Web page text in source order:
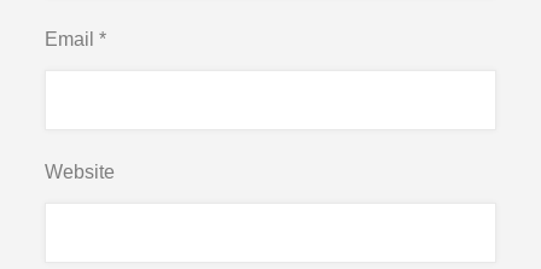
Email*
Website